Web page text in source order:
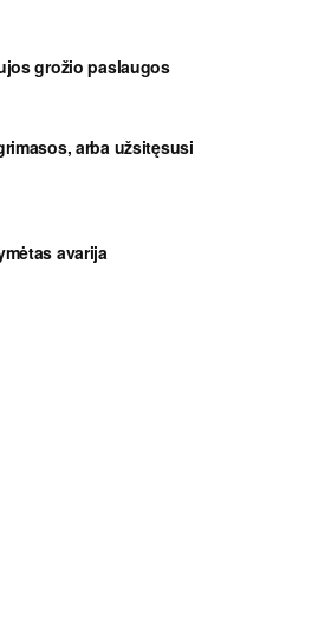
grožio paslaugos
arba užsitęsusi
avarija